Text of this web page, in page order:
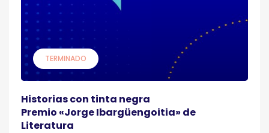
TERMINADO
Historias con tinta negra
Premio «Jorge Ibargüengoitia» de
Literatura